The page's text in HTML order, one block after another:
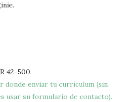
42-500.
donde enviar tu currículum (sin
usar su formulario de contacto).